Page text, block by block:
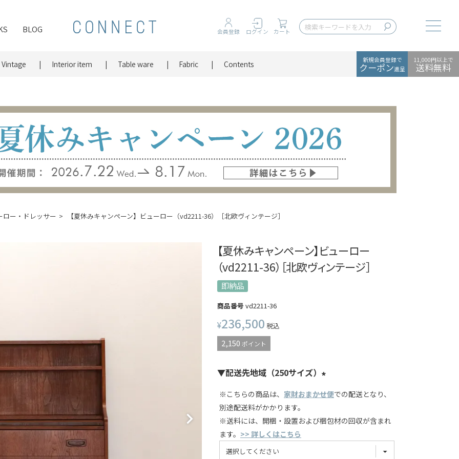
BLOG 会員登録 ログイン カート
Vintage Interior item Table ware Fabric Contents 新規会員登録で
クーポン進呈
11,000円以上で
送料無料
ロー・ドレッサー 【夏休みキャンペーン】ビューロー（vd2211-36）［北欧ヴィンテージ］
【夏休みキャンペーン】ビューロー
（vd2211-36）［北欧ヴィンテージ］
即納品
商品番号 vd2211-36
¥236,500 税込
2,150 ポイント
▼配送先地域（250サイズ）
※こちらの商品は、 家財おまかせ便での配送となり、
別途配送料がかかります。
※送料には、開梱・設置および梱包材の回収が含まれ
ます。 >> 詳しくはこちら